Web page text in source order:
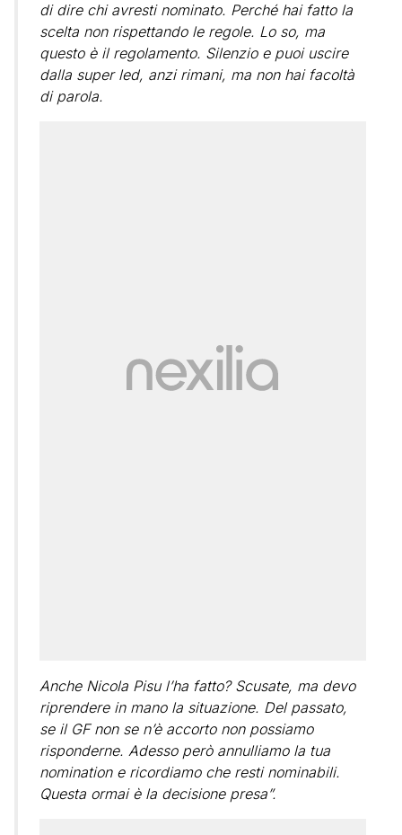
di dire chi avresti nominato. Perché hai fatto la
scelta non rispettando le regole. Lo so, ma
questo è il regolamento. Silenzio e puoi uscire
dalla super led, anzi rimani, ma non hai facoltà
di parola.
Anche Nicola Pisu l’ha fatto? Scusate, ma devo
riprendere in mano la situazione. Del passato,
se il GF non se n’è accorto non possiamo
risponderne. Adesso però annulliamo la tua
nomination e ricordiamo che resti nominabili.
Questa ormai è la decisione presa”.